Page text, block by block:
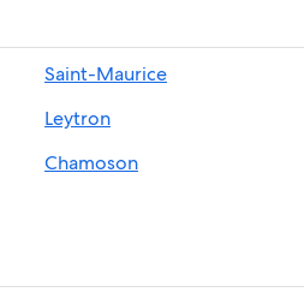
Hoteles con spa en Leysin
Hostales en Les Mosses
Hoteles en Caux
Hoteles baratos en Ollon
Saint-Maurice
Leytron
Chamoson